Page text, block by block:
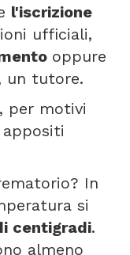
l'iscrizione
ufficiali,
oppure
un tutore.
per motivi
In
si
centigradi.
almeno